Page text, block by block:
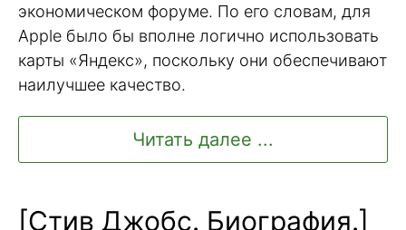
экономическом форуме. По его словам, для
Apple было бы вполне логично использовать
карты «Яндекс», поскольку они обеспечивают
наилучшее качество.
Читать далее ...
[Стив Джобс. Биография.]